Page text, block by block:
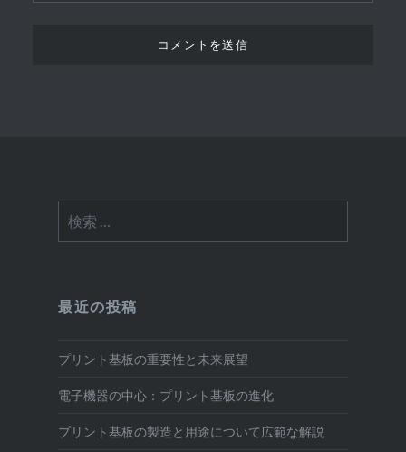
索:
最近の投稿
プリント基板の重要性と未来展望
電子機器の中心：プリント基板の進化
プリント基板の製造と用途について広範な解説